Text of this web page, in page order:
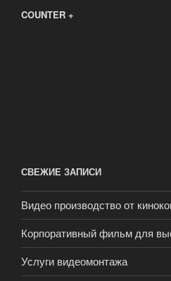
COUNTER +
СВЕЖИЕ ЗАПИСИ
Видео производство от
Корпоративный фильм для
Услуги видеомонтажа